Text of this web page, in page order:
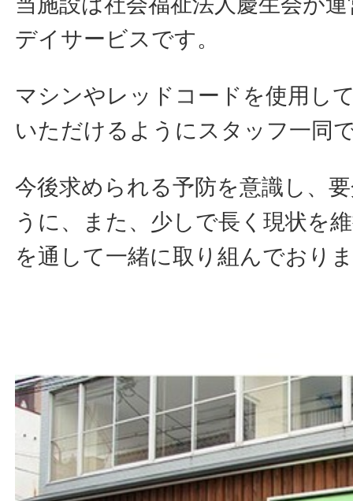
デイサービスです。
マシンやレッドコードを使用し
いただけるようにスタッフ一同
今後求められる予防を意識し、
うに、また、少しで長く現状を
を通して一緒に取り組んでおり